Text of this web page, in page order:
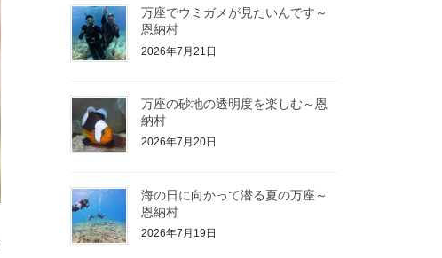
万座でウミガメが見たいんです～
恩納村
2026年7月21日
万座の砂地の透明度を楽しむ～恩
納村
2026年7月20日
海の日に向かって潜る夏の万座～
恩納村
2026年7月19日